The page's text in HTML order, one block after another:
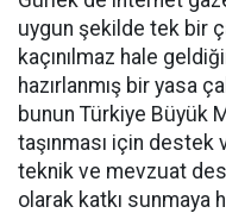
uygun şekilde tek bir
kaçınılmaz hale
hazırlanmış bir yasa
bunun Türkiye Büyük
taşınması için
teknik ve mevzuat
olarak katkı sunmaya